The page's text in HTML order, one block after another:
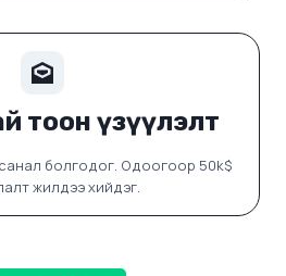
тоон үзүүлэлт
болгодог. Одоогоор 50k$
жилдээ хийдэг.